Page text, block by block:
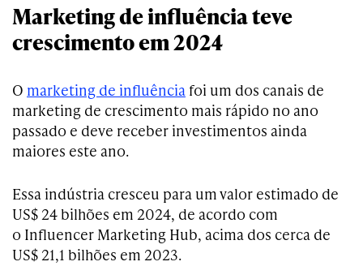
Marketing de influência teve
crescimento em 2024
O marketing de influência foi um dos canais de
marketing de crescimento mais rápido no ano
passado e deve receber investimentos ainda
maiores este ano.
Essa indústria cresceu para um valor estimado de
US$ 24 bilhões em 2024, de acordo com
o Influencer Marketing Hub, acima dos cerca de
US$ 21,1 bilhões em 2023.